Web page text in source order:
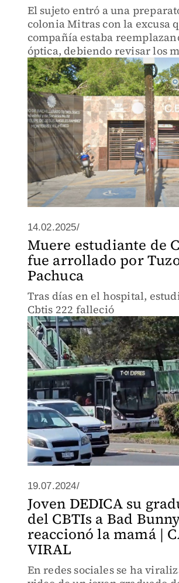
El sujeto entró a una
colonia Mitras con la excusa
compañía estaba
óptica, debiendo revisar los
celulares para ver si
14.02.2025/
Muere estudiante de
fue arrollado por
Pachuca
Tras días en el hospital,
Cbtis 222 falleció
19.07.2024/
Joven DEDICA su
del CBTIs a Bad
reaccionó la mamá |
VIRAL
En redes sociales se ha